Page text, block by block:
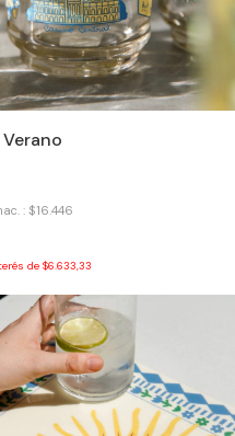
: $16.446
de $6.633,33